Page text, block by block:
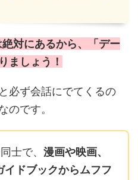
対にあるから、「デー
ましょう！
必ず会話にでてくるの
のです。
士で、 漫画や映画、
ドブックからムフフ